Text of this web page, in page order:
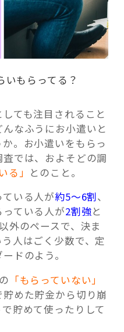
いもらってる？
ても注目されること
なふうにお小遣いと
。お小遣いをもらっ
では、およそどの調
る」 とのこと。
いる人が約5～6割、
ている人が2割強と
外のペースで、決ま
人はごく少数で、定
ドのよう。
の 「もらっていない」
めた貯金から切り崩
貯めて使ったりして